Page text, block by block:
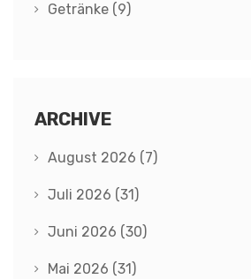
Getränke (9)
ARCHIVE
August 2026 (7)
Juli 2026 (31)
Juni 2026 (30)
Mai 2026 (31)